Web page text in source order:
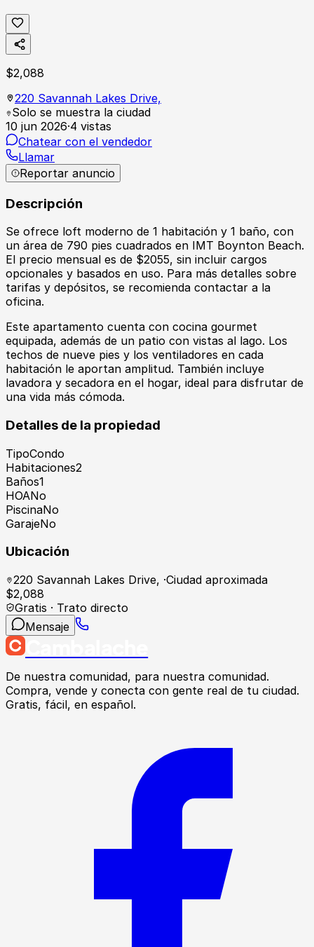
$2,088
220 Savannah Lakes Drive,
Solo se muestra la ciudad
10 jun 2026·4 vistas
Chatear con el vendedor
Llamar
Reportar anuncio
Descripción
Se ofrece loft moderno de 1 habitación y 1 baño, con
un área de 790 pies cuadrados en IMT Boynton Beach.
El precio mensual es de $2055, sin incluir cargos
opcionales y basados en uso. Para más detalles sobre
tarifas y depósitos, se recomienda contactar a la
oficina.
Este apartamento cuenta con cocina gourmet
equipada, además de un patio con vistas al lago. Los
techos de nueve pies y los ventiladores en cada
habitación le aportan amplitud. También incluye
lavadora y secadora en el hogar, ideal para disfrutar de
una vida más cómoda.
Detalles de la propiedad
TipoCondo
Habitaciones2
Baños1
HOANo
PiscinaNo
GarajeNo
Ubicación
220 Savannah Lakes Drive, ·Ciudad aproximada
$2,088
Gratis · Trato directo
Mensaje
De nuestra comunidad, para nuestra comunidad.
Compra, vende y conecta con gente real de tu ciudad.
Gratis, fácil, en español.